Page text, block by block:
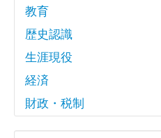
教育
歴史認識
生涯現役
経済
財政・税制